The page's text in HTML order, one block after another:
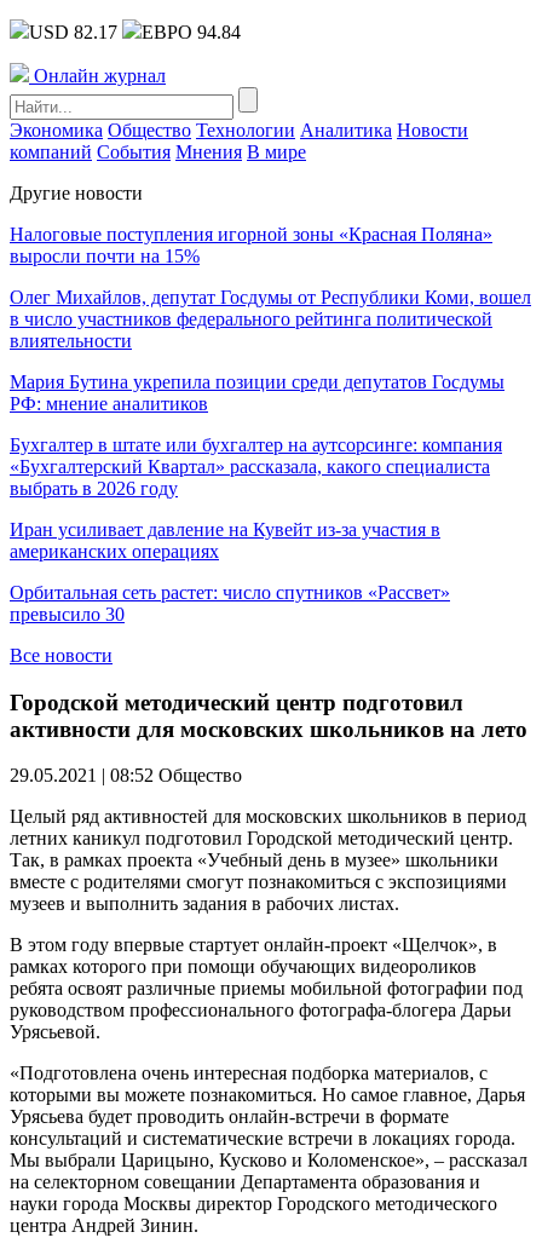
USD 82.17 ЕВРО 94.84
Онлайн журнал
Экономика Общество Технологии Аналитика Новости
компаний События Мнения В мире
Другие новости
Налоговые поступления игорной зоны «Красная Поляна»
выросли почти на 15%
Олег Михайлов, депутат Госдумы от Республики Коми, вошел
в число участников федерального рейтинга политической
влиятельности
Мария Бутина укрепила позиции среди депутатов Госдумы
РФ: мнение аналитиков
Бухгалтер в штате или бухгалтер на аутсорсинге: компания
«Бухгалтерский Квартал» рассказала, какого специалиста
выбрать в 2026 году
Иран усиливает давление на Кувейт из-за участия в
американских операциях
Орбитальная сеть растет: число спутников «Рассвет»
превысило 30
Все новости
Городской методический центр подготовил
активности для московских школьников на лето
29.05.2021 | 08:52 Общество
Целый ряд активностей для московских школьников в период
летних каникул подготовил Городской методический центр.
Так, в рамках проекта «Учебный день в музее» школьники
вместе с родителями смогут познакомиться с экспозициями
музеев и выполнить задания в рабочих листах.
В этом году впервые стартует онлайн-проект «Щелчок», в
рамках которого при помощи обучающих видеороликов
ребята освоят различные приемы мобильной фотографии под
руководством профессионального фотографа-блогера Дарьи
Урясьевой.
«Подготовлена очень интересная подборка материалов, с
которыми вы можете познакомиться. Но самое главное, Дарья
Урясьева будет проводить онлайн-встречи в формате
консультаций и систематические встречи в локациях города.
Мы выбрали Царицыно, Кусково и Коломенское», – рассказал
на селекторном совещании Департамента образования и
науки города Москвы директор Городского методического
центра Андрей Зинин.